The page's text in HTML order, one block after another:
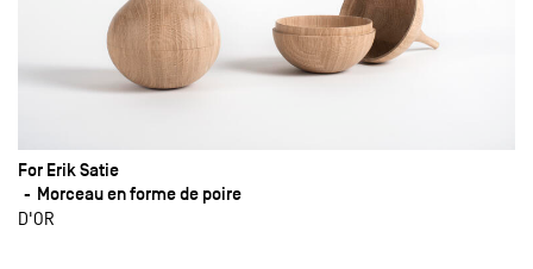
For Erik Satie
Morceau en forme de poire
D'OR